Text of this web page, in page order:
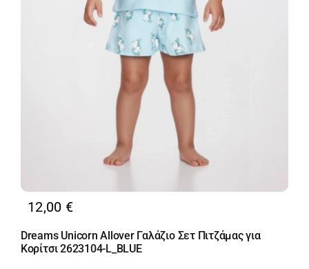
12,00 €
Dreams Unicorn Allover Γαλάζιο Σετ Πιτζάμας για
Κορίτσι 2623104-L_BLUE